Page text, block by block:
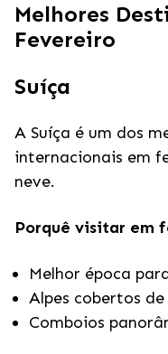
Melhores
Fevereiro
Suíça
A Suíça é um dos
internacionais em
neve.
Porquê visitar em
Melhor época
Alpes cobertos de
Comboios